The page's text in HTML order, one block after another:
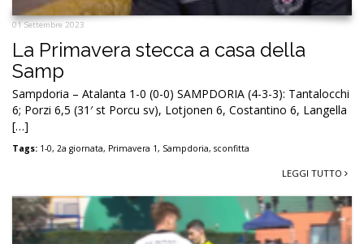
01 Settembre 2023
La Primavera stecca a casa della
Samp
Sampdoria – Atalanta 1-0 (0-0) SAMPDORIA (4-3-3): Tantalocchi
6; Porzi 6,5 (31′ st Porcu sv), Lotjonen 6, Costantino 6, Langella
[…]
Tags: 1-0, 2a giornata, Primavera 1, Sampdoria, sconfitta
LEGGI TUTTO